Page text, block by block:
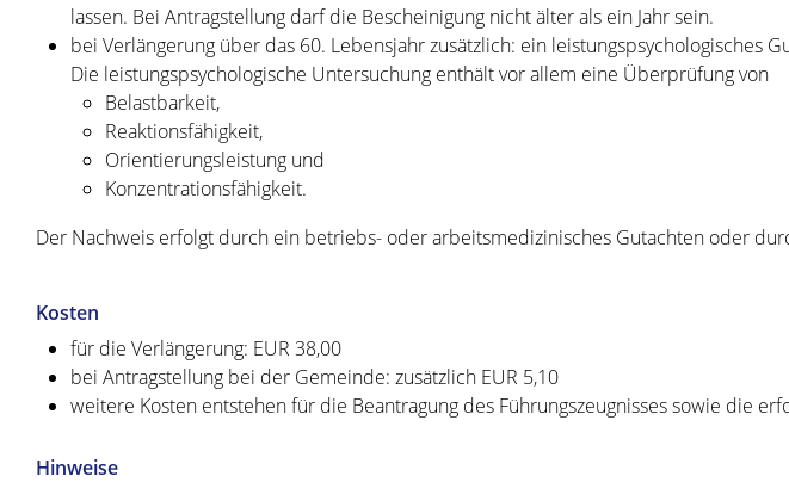
lassen. Bei Antragstellung darf die Bescheinigung nicht älter als ein Jahr sein.
bei Verlängerung über das 60. Lebensjahr zusätzlich: ein leistungspsychologisches
Die leistungspsychologische Untersuchung enthält vor allem eine Überprüfung von
Belastbarkeit,
Reaktionsfähigkeit,
Orientierungsleistung und
Konzentrationsfähigkeit.
Der Nachweis erfolgt durch ein betriebs- oder arbeitsmedizinisches Gutachten oder
Kosten
für die Verlängerung: EUR 38,00
bei Antragstellung bei der Gemeinde: zusätzlich EUR 5,10
weitere Kosten entstehen für die Beantragung des Führungszeugnisses sowie die
Hinweise